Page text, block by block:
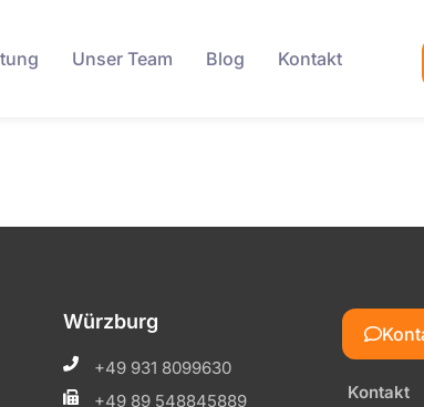
Unser Team Blog Kontakt
Würzburg
+49 931 8099630
+49 89 548845889
Kontakt